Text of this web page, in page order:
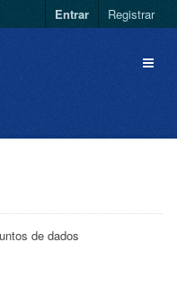
Entrar Registrar
de dados